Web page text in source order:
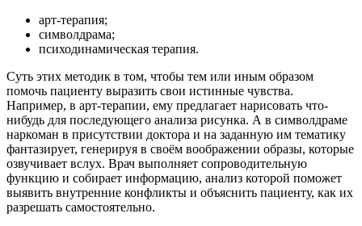
арт-терапия;
символдрама;
психодинамическая терапия.
Суть этих методик в том, чтобы тем или иным образом
помочь пациенту выразить свои истинные чувства.
Например, в арт-терапии, ему предлагает нарисовать что-
нибудь для последующего анализа рисунка. А в символдраме
наркоман в присутствии доктора и на заданную им тематику
фантазирует, генерируя в своём воображении образы, которые
озвучивает вслух. Врач выполняет сопроводительную
функцию и собирает информацию, анализ которой поможет
выявить внутренние конфликты и объяснить пациенту, как их
разрешать самостоятельно.